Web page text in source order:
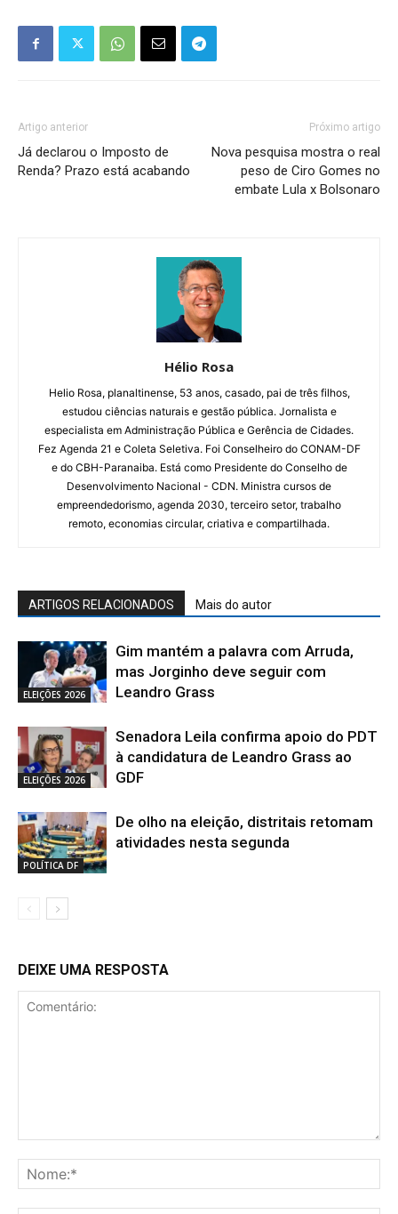
Artigo anterior
Já declarou o Imposto de
Renda? Prazo está acabando
Próximo artigo
Nova pesquisa mostra o real
peso de Ciro Gomes no
embate Lula x Bolsonaro
Hélio Rosa
Helio Rosa, planaltinense, 53 anos, casado, pai de três filhos,
estudou ciências naturais e gestão pública. Jornalista e
especialista em Administração Pública e Gerência de Cidades.
Fez Agenda 21 e Coleta Seletiva. Foi Conselheiro do CONAM-DF
e do CBH-Paranaiba. Está como Presidente do Conselho de
Desenvolvimento Nacional - CDN. Ministra cursos de
empreendedorismo, agenda 2030, terceiro setor, trabalho
remoto, economias circular, criativa e compartilhada.
ARTIGOS RELACIONADOS Mais do autor
ELEIÇÕES 2026
Gim mantém a palavra com Arruda,
mas Jorginho deve seguir com
Leandro Grass
ELEIÇÕES 2026
Senadora Leila confirma apoio do PDT
à candidatura de Leandro Grass ao
GDF
POLÍTICA DF
De olho na eleição, distritais retomam
atividades nesta segunda
DEIXE UMA RESPOSTA